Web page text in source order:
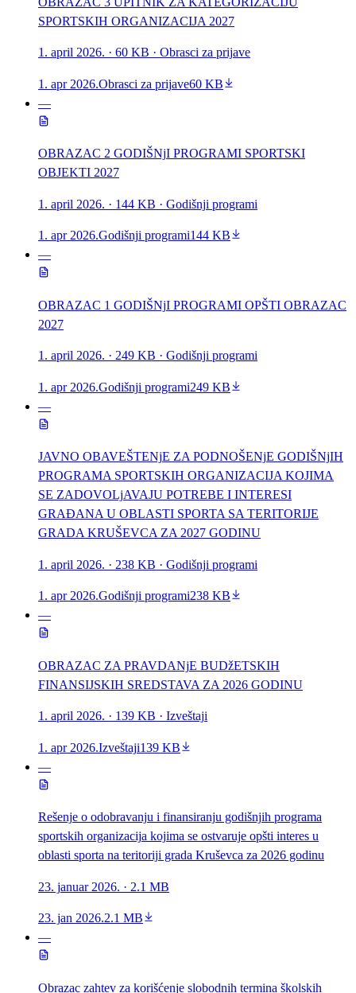
SPORTSKIH ORGANIZACIJA 2027
1. april 2026. · 60 KB · Obrasci za prijave
1. apr 2026.Obrasci za prijave60 KB
—
OBRAZAC 2 GODIŠNjI PROGRAMI SPORTSKI
OBJEKTI 2027
1. april 2026. · 144 KB · Godišnji programi
1. apr 2026.Godišnji programi144 KB
—
OBRAZAC 1 GODIŠNjI PROGRAMI OPŠTI OBRAZAC
2027
1. april 2026. · 249 KB · Godišnji programi
1. apr 2026.Godišnji programi249 KB
—
JAVNO OBAVEŠTENjE ZA PODNOŠENjE GODIŠNjIH
PROGRAMA SPORTSKIH ORGANIZACIJA KOJIMA
SE ZADOVOLjAVAJU POTREBE I INTERESI
GRAĐANA U OBLASTI SPORTA SA TERITORIJE
GRADA KRUŠEVCA ZA 2027 GODINU
1. april 2026. · 238 KB · Godišnji programi
1. apr 2026.Godišnji programi238 KB
—
OBRAZAC ZA PRAVDANjE BUDžETSKIH
FINANSIJSKIH SREDSTAVA ZA 2026 GODINU
1. april 2026. · 139 KB · Izveštaji
1. apr 2026.Izveštaji139 KB
—
Rešenje o odobravanju i finansiranju godišnjih programa
sportskih organizacija kojima se ostvaruje opšti interes u
oblasti sporta na teritoriji grada Kruševca za 2026 godinu
23. januar 2026. · 2.1 MB
23. jan 2026.2.1 MB
—
Obrazac zahtev za korišćenje slobodnih termina školskih